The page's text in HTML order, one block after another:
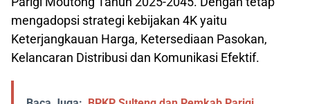
mengadopsi strategi kebijakan 4K yaitu
Keterjangkauan Harga, Ketersediaan Pasokan,
Kelancaran Distribusi dan Komunikasi Efektif.